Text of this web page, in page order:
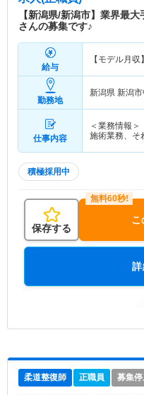
【新潟県/新潟市】業界最
さんの募集です♪
給与
【モデル月収】
勤務地
新潟県 新潟
仕事内容
＜業務情報
施術業務、
積極採用中
保存する
こ
柔道整復師 正職員 募集